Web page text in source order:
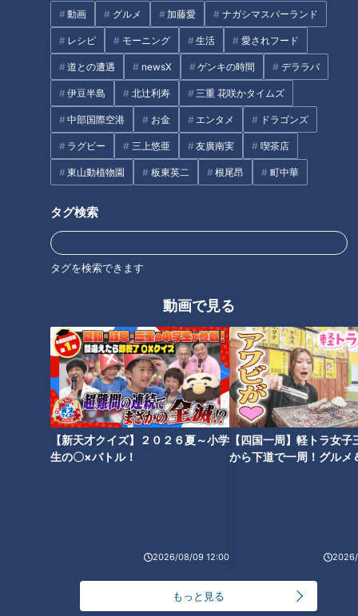
動画 グルメ 加藤愛 ナガシマスパーランド
レシピ モーニング 生活 愛されフード
道との遭遇 newsX ゲンキの時間 デララバ
伊豆半島 北辻利寿 三重 花咲かタイムズ
中部国際空港 お金 エンタメ ドラゴンズ
ラグビー 三上悠亜 友廣南実 喫茶店
東山動植物園 板東英二 根尾昂 町中華
タグ検索
タグを検索できます
動画で見る
【新天才クイズ】２０２６夏～小学
生の〇×バトル！
2026/08/09 12:00
【四国一周】軽トラ女子
から下道で一周！グルメ
もっと見る
ープ観戦記
グルメ 生活 チャント！
オススメ関連コンテンツ
シニア世代の脳がいきいき！す
川市加子母の愛されフード『か
しものわらびもち』を調査！
衝撃的な食感に思わず…！？
ことし流行ったグルメ大集合
人気情報サイト編集長が厳選の